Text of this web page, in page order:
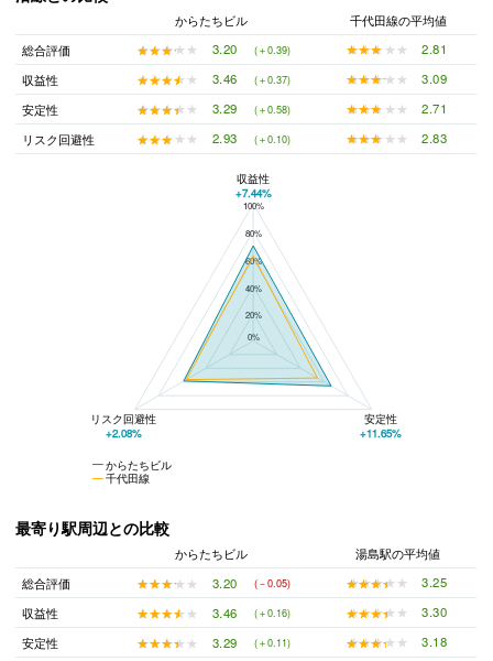
からたちビル
千代田線の平均値
総合評価
★★★★★
★★★★★ 3.20 (＋0.39) ★★★★★
★★★★★
2.81
収益性
★★★★★
★★★★★ 3.46 (＋0.37) ★★★★★
★★★★★
3.09
安定性
★★★★★
★★★★★ 3.29 (＋0.58) ★★★★★
★★★★★
2.71
リスク回避性
★★★★★
★★★★★ 2.93 (＋0.10) ★★★★★
★★★★★ 2.83
からたちビルと千代田線の平均値の総合評価の比較
100%
80%
60%
40%
20%
0%
からたちビル
千代田線
収益性
+7.44%
リスク回避性
+2.08%
安定性
+11.65%
最寄り駅周辺との比較
からたちビル
湯島駅の平均値
総合評価
★★★★★
★★★★★ 3.20 (－0.05) ★★★★★
★★★★★
3.25
収益性
★★★★★
★★★★★ 3.46 (＋0.16) ★★★★★
★★★★★
3.30
安定性
★★★★★
★★★★★ 3.29 (＋0.11) ★★★★★
★★★★★
3.18